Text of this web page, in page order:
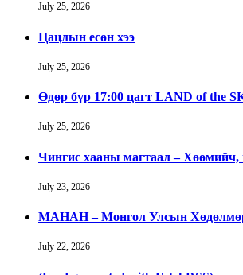
July 25, 2026
Цацлын есөн хээ
July 25, 2026
Өдөр бүр 17:00 цагт LAND of the
July 25, 2026
Чингис хааны магтаал –
July 23, 2026
МАНАН – Монгол Улсын
July 22, 2026